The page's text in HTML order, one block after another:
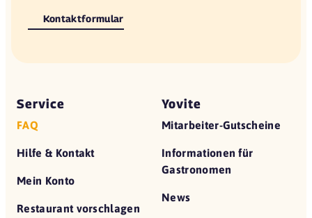
Kontaktformular
Service
FAQ
Hilfe & Kontakt
Mein Konto
Restaurant vorschlagen
Yovite
Mitarbeiter-Gutscheine
Informationen für
Gastronomen
News